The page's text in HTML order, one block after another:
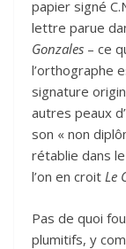
papier signé
lettre parue
Gonzales – ce
l’orthographe
signature
autres peaux
son « non
rétablie dans
l’on en croit Le
Pas de quoi
plumitifs, y